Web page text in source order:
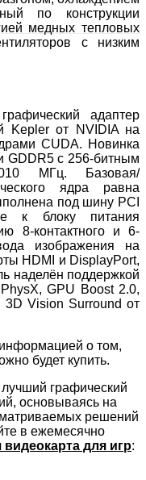
по конструкции
медных тепловых
с низким
адаптер
Kepler от NVIDIA на
CUDA. Новинка
GDDR5 с 256-битным
МГц. Базовая/
ядра равна
под шину PCI
к блоку питания
8-контактного и 6-
изображения на
HDMI и DisplayPort,
наделён поддержкой
GPU Boost 2.0,
3D Vision Surround от
о том,
будет купить.
графический
основываясь на
решений
в ежемесячно
для игр: